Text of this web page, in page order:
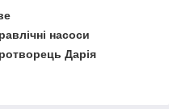
насоси
Дарія